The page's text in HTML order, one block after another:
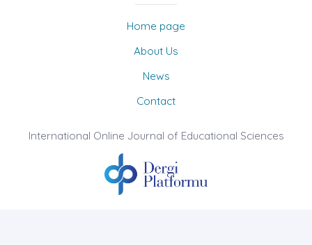
Home page
About Us
News
Contact
International Online Journal of Educational Sciences